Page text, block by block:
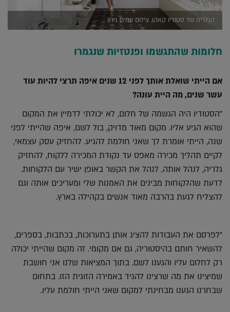
הגלריה של סטודיו קאהן, צילום עמית גירון
חלומות שהתגשמו ופנטזיות שנגמרו
אם הייתי שואלת אותך לפני 12 שנים איפה תרצי להיות עוד
עשר שנים, מה היית עונה?
"הסטודיו היה הגשמה של חלום, לא יכולתי לדמיין את המקום
שהוא הגיע אליו. מקום מאוד מדויק, בול לשם, איפה שהייתי לפני
שנה, הייתי אומרת לך שאני חולמת להגיע. להחזיק עסק עצמאי,
לקיים תהליך מכירה מאפס עד נקודת המכירה ללקוח, להחזיק
גלריה, לנהל אותה, לנהל את הקשר באופן ישיר עם הלקוחות.
לדעת שהלקוחות מבינים את האמנות שלי ומעריכים אותה וגם
להצליח לגעת בהרבה מאוד אנשים בקהילה בארץ.
"לפרסם את העבודות להציג אותן בתערוכות, בכתבות, בספרים,
להשאיר חותם בהיסטוריה, גם אם מקומי. זה מקום שהייתי יכולה
רק לחלום עליו והגענו לשם. בתוך המציאות שלנו אני חושבת
שמיצינו את מה שרצינו להגיד באמירה הזוגית הזו. בתחום
שבחרנו הגענו מבחינתי למקום שאני הייתי חולמת עליו.